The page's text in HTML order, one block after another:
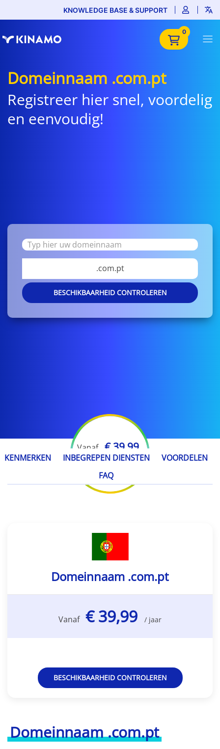
KNOWLEDGE BASE & SUPPORT
0
Domeinnaam .com.pt
Registreer hier snel, voordelig
en eenvoudig!
.com.pt
BESCHIKBAARHEID CONTROLEREN
Vanaf € 39,99
/ jaar
KENMERKEN INBEGREPEN DIENSTEN
VOORDELEN
FAQ
Domeinnaam .com.pt
Domeinnaam .com.pt
Vanaf € 39,99 / jaar
BESCHIKBAARHEID CONTROLEREN